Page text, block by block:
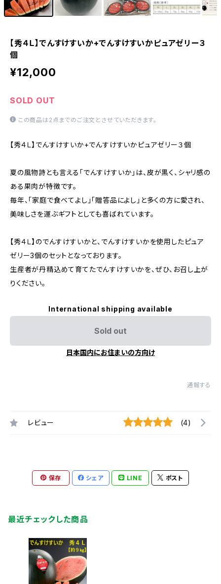
【秀４Ｌ】でんすけすいか+でんすけすいかピュアゼリー３
個
¥12,000
SOLD OUT
この商品は2点までのご注文とさせていただきます。
【秀４Ｌ】でんすけすいか+でんすけすいかピュアゼリー３個
夏の風物詩とも言える「でんすけすいか」は、皮が黒く、シャリ感の
ある果肉が特徴です。
毎年、「家庭で食べてよし」「贈答品によし」と多くの方に愛され、
美味しさを運ぶギフトとしても喜ばれています。
【秀４Ｌ】のでんすけすいかと、でんすけすいかを使用したピュア
ゼリー3個のセットとなっております。
生産者が丹精込めて育てたでんすけすいかを、ぜひ、お召し上が
りください。
International shipping available
Sold out
日本国内にお住まいの方向け
通報する
レビュー (4)
保存 シェア LINE ポスト
最近チェックした商品